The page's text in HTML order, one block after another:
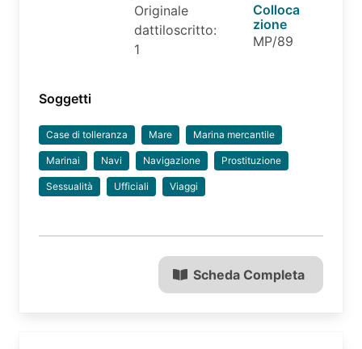
Originale
dattiloscritto:
1
Colloca
zione
MP/89
Soggetti
Case di tolleranza Mare Marina mercantile
Marinai Navi Navigazione Prostituzione
Sessualità Ufficiali Viaggi
Scheda Completa